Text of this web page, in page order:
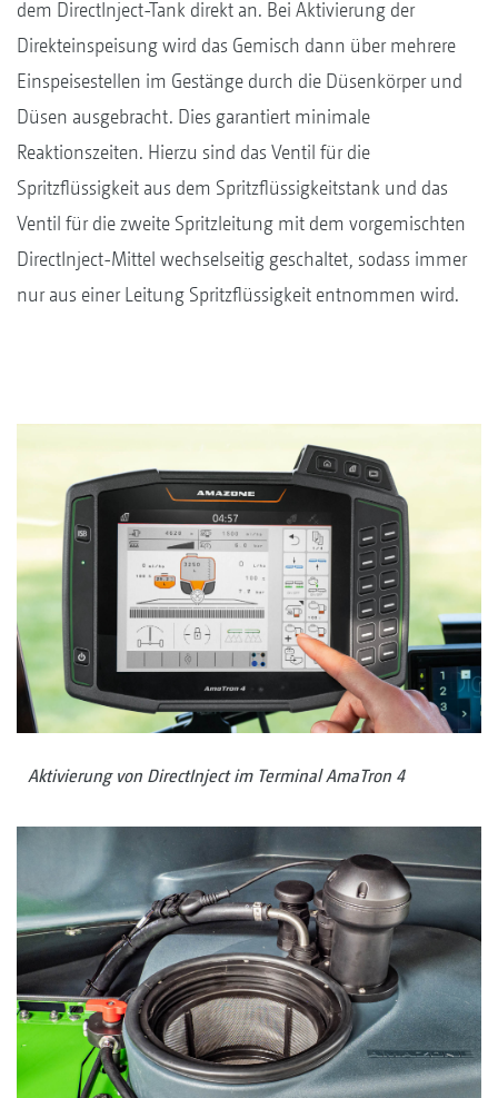
dem DirectInject-Tank direkt an. Bei Aktivierung der
Direkteinspeisung wird das Gemisch dann über mehrere
Einspeisestellen im Gestänge durch die Düsenkörper und
Düsen ausgebracht. Dies garantiert minimale
Reaktionszeiten. Hierzu sind das Ventil für die
Spritzflüssigkeit aus dem Spritzflüssigkeitstank und das
Ventil für die zweite Spritzleitung mit dem vorgemischten
DirectInject-Mittel wechselseitig geschaltet, sodass immer
nur aus einer Leitung Spritzflüssigkeit entnommen wird.
Aktivierung von DirectInject im Terminal AmaTron 4